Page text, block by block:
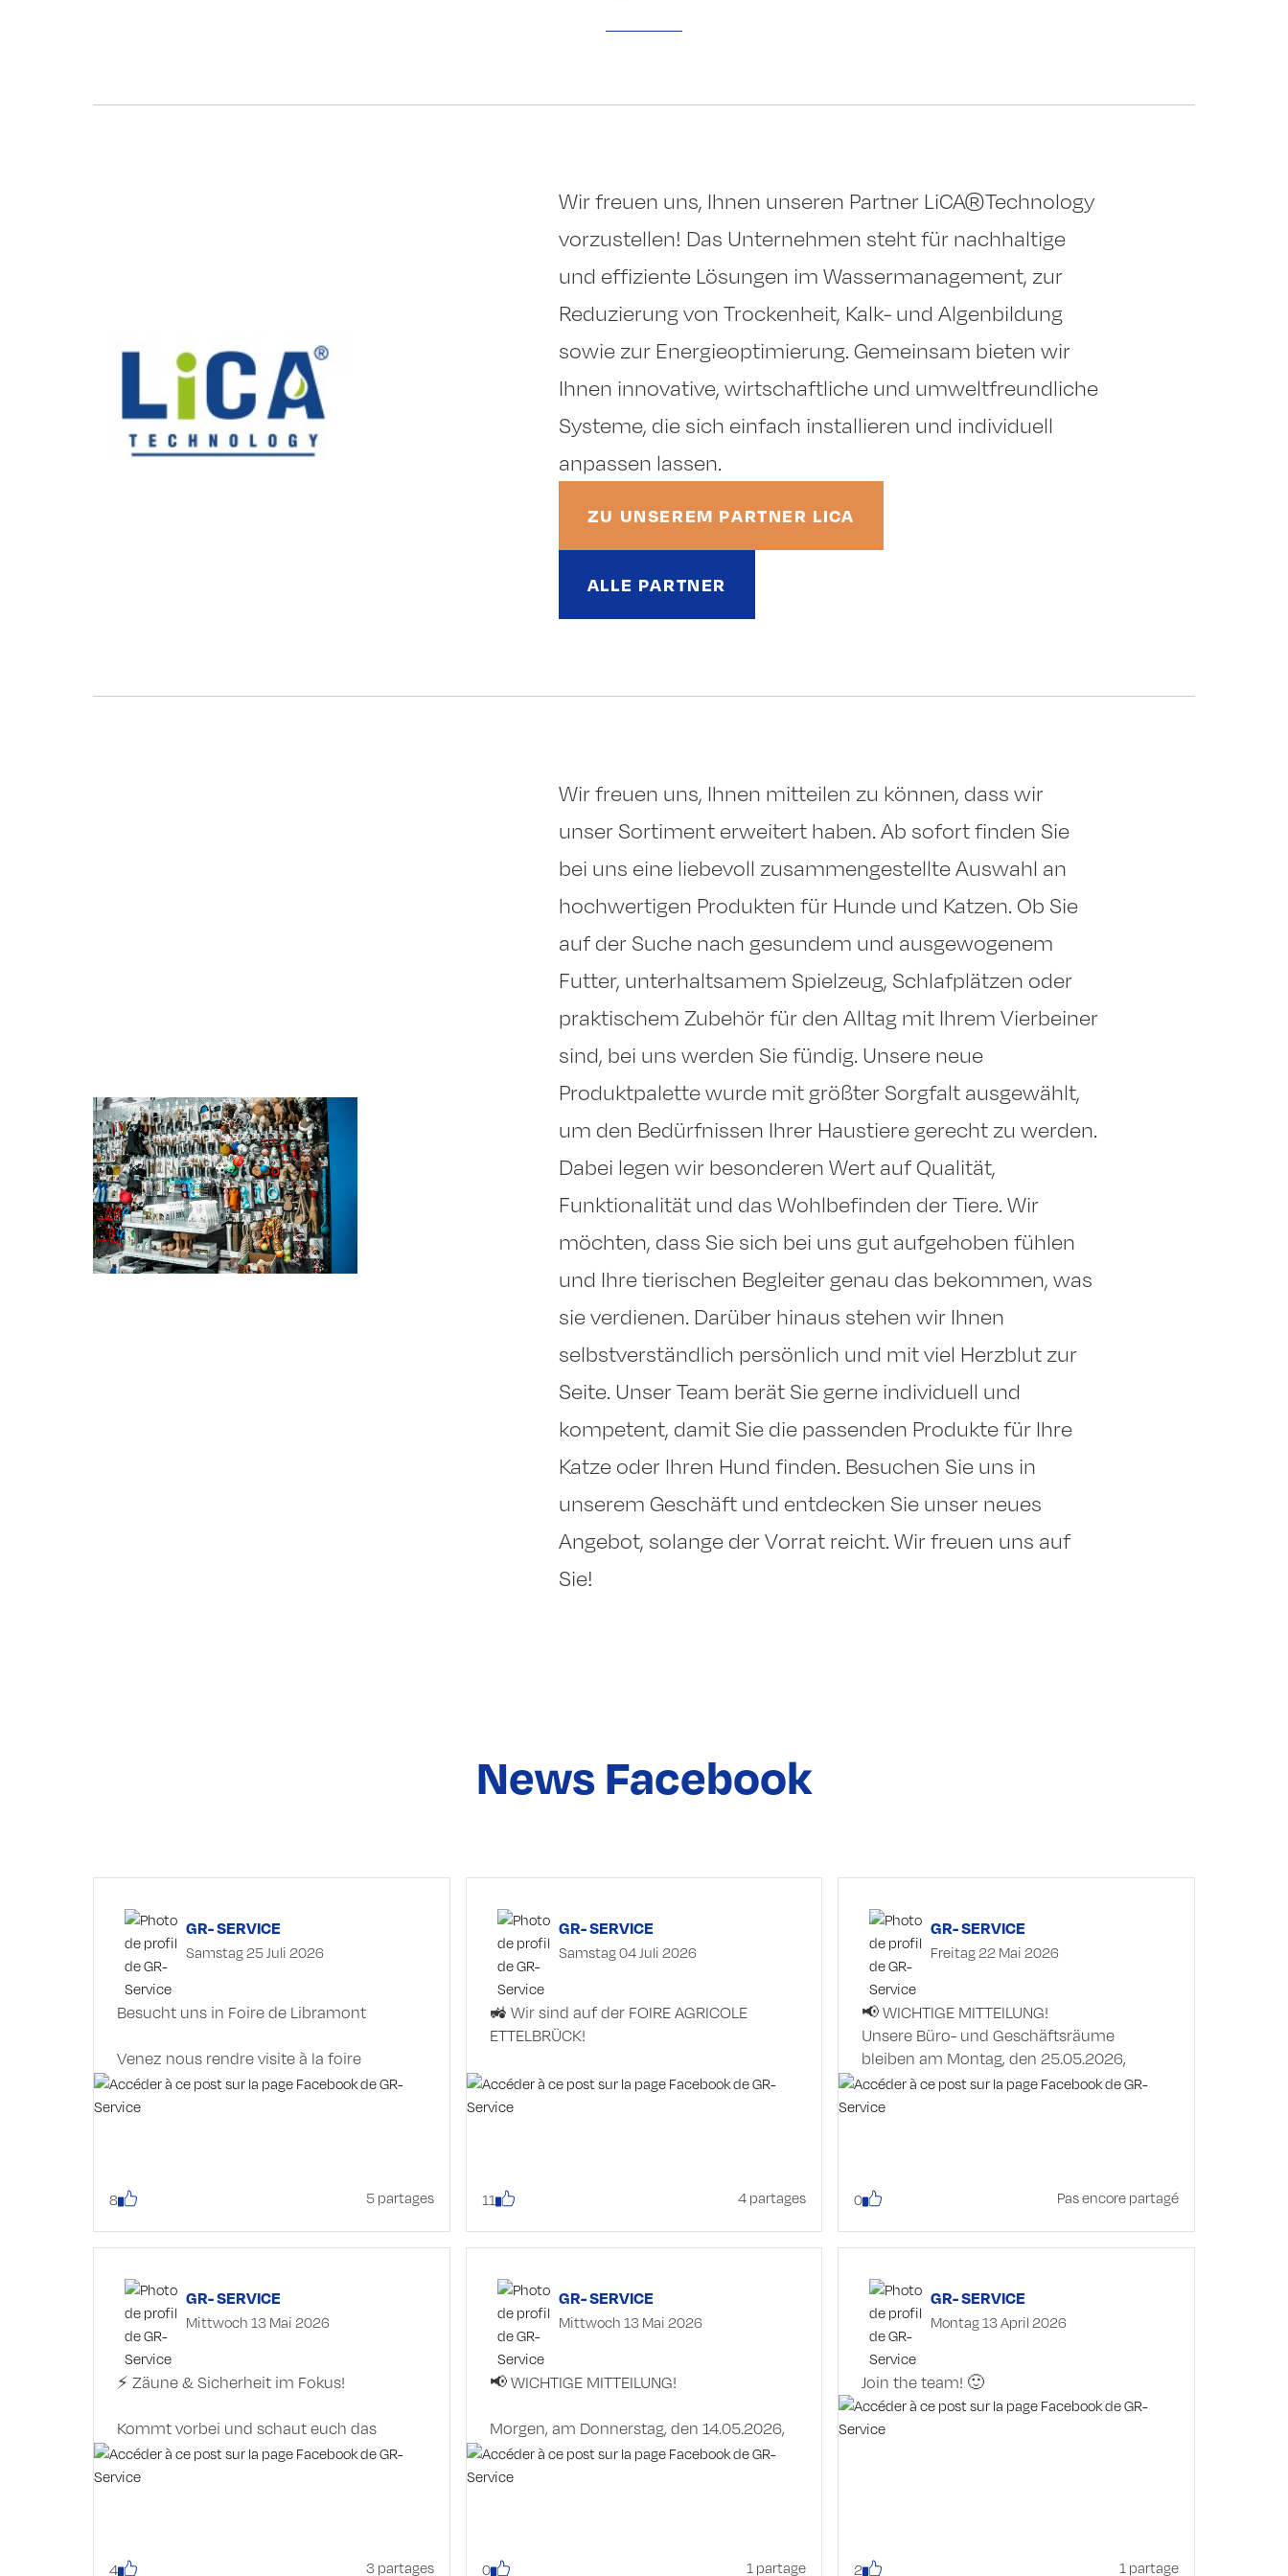
Wir freuen uns, Ihnen unseren Partner LiCA®Technology
vorzustellen! Das Unternehmen steht für nachhaltige
und effiziente Lösungen im Wassermanagement, zur
Reduzierung von Trockenheit, Kalk- und Algenbildung
sowie zur Energieoptimierung. Gemeinsam bieten wir
Ihnen innovative, wirtschaftliche und umweltfreundliche
Systeme, die sich einfach installieren und individuell
anpassen lassen.
ZU UNSEREM PARTNER LICA
ALLE PARTNER
Wir freuen uns, Ihnen mitteilen zu können, dass wir
unser Sortiment erweitert haben. Ab sofort finden Sie
bei uns eine liebevoll zusammengestellte Auswahl an
hochwertigen Produkten für Hunde und Katzen. Ob Sie
auf der Suche nach gesundem und ausgewogenem
Futter, unterhaltsamem Spielzeug, Schlafplätzen oder
praktischem Zubehör für den Alltag mit Ihrem Vierbeiner
sind, bei uns werden Sie fündig. Unsere neue
Produktpalette wurde mit größter Sorgfalt ausgewählt,
um den Bedürfnissen Ihrer Haustiere gerecht zu werden.
Dabei legen wir besonderen Wert auf Qualität,
Funktionalität und das Wohlbefinden der Tiere. Wir
möchten, dass Sie sich bei uns gut aufgehoben fühlen
und Ihre tierischen Begleiter genau das bekommen, was
sie verdienen. Darüber hinaus stehen wir Ihnen
selbstverständlich persönlich und mit viel Herzblut zur
Seite. Unser Team berät Sie gerne individuell und
kompetent, damit Sie die passenden Produkte für Ihre
Katze oder Ihren Hund finden. Besuchen Sie uns in
unserem Geschäft und entdecken Sie unser neues
Angebot, solange der Vorrat reicht. Wir freuen uns auf
Sie!
News Facebook
GR- SERVICE
Samstag 25 Juli 2026
Besucht uns in Foire de Libramont
Venez nous rendre visite à la foire
Stand 23.01 et 24.02
LiCA Technology Holm & Laue en Français
8 5 partages
GR- SERVICE
Samstag 04 Juli 2026
🚜 Wir sind auf der FOIRE AGRICOLE
ETTELBRÜCK!
Besuchen Sie uns an diesem Wochenende
auf der FOIRE AGRICOLE ETTELBRÜCK und
Sie kennenzulernen.
📍 Wir sind noch bis Sonntag für Sie da,
11 4 partages
GR- SERVICE
Freitag 22 Mai 2026
📢 WICHTIGE MITTEILUNG!
Unsere Büro- und Geschäftsräume
bleiben am Montag, den 25.05.2026,
wegen Pfingsten geschlossen.
Ab Dienstag, den 26.05.2026, sind wir
📢 AVIS IMPORTANT !
resteront fermés le lundi 25.05.2026 à
À partir du mardi 26.05.2026, nous serons
de nouveau à votre disposition aux
horaires habituels !
0 Pas encore partagé
GR- SERVICE
Mittwoch 13 Mai 2026
⚡ Zäune & Sicherheit im Fokus!
Kommt vorbei und schaut euch das
Patura-Sortiment direkt vor Ort an:
🎁 Special: Sonderangebot nur an diesem
4 3 partages
GR- SERVICE
Mittwoch 13 Mai 2026
📢 WICHTIGE MITTEILUNG!
Morgen, am Donnerstag, den 14.05.2026,
sowie am Freitag, den 15.05.2026, bleiben
unser Geschäft und die Büros ganztägig
danken für Ihr Verständnis!
0 1 partage
GR- SERVICE
Montag 13 April 2026
Join the team! 🙂
2 1 partage